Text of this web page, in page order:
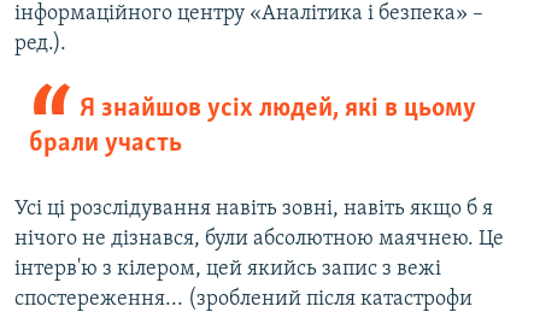
інформаційного центру «Аналітика і безпека» –
ред.).
Я знайшов усіх людей, які в цьому
брали участь
Усі ці розслідування навіть зовні, навіть якщо б я
нічого не дізнався, були абсолютною маячнею. Це
інтерв'ю з кілером, цей якийсь запис з вежі
спостереження... (зроблений після катастрофи